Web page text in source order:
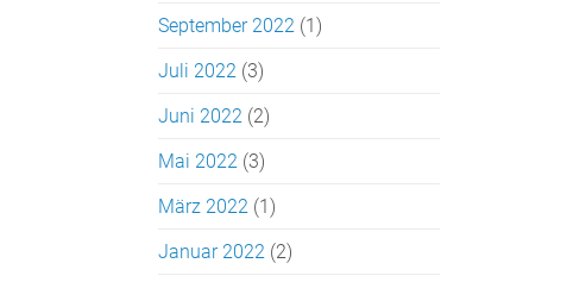
September 2022(1)
Juli 2022(3)
Juni 2022(2)
Mai 2022(3)
März 2022(1)
Januar 2022(2)